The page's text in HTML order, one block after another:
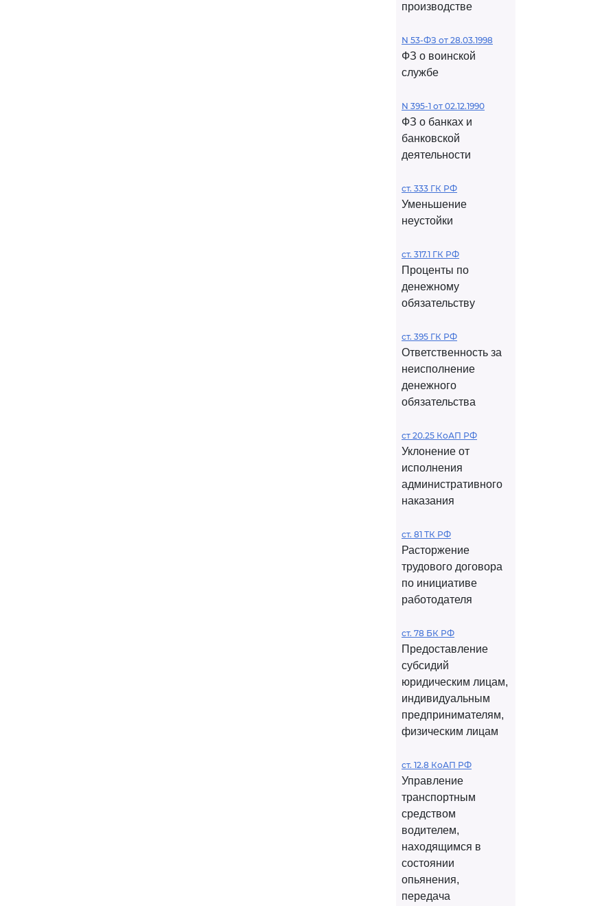
производстве
N 53-ФЗ от 28.03.1998
ФЗ о воинской
службе
N 395-1 от 02.12.1990
ФЗ о банках и
банковской
деятельности
ст. 333 ГК РФ
Уменьшение
неустойки
ст. 317.1 ГК РФ
Проценты по
денежному
обязательству
ст. 395 ГК РФ
Ответственность за
неисполнение
денежного
обязательства
ст 20.25 КоАП РФ
Уклонение от
исполнения
административного
наказания
ст. 81 ТК РФ
Расторжение
трудового договора
по инициативе
работодателя
ст. 78 БК РФ
Предоставление
субсидий
юридическим лицам,
индивидуальным
предпринимателям,
физическим лицам
ст. 12.8 КоАП РФ
Управление
транспортным
средством
водителем,
находящимся в
состоянии
опьянения,
передача